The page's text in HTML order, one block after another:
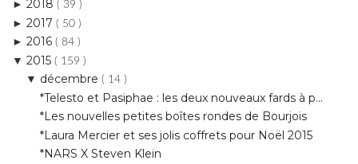
► 2018 ( 39 )
► 2017 ( 50 )
► 2016 ( 84 )
▼ 2015 ( 159 )
▼ décembre ( 14 )
*Telesto et Pasiphae : les deux nouveaux fards à p...
*Les nouvelles petites boîtes rondes de Bourjois
*Laura Mercier et ses jolis coffrets pour Noël 2015
*NARS X Steven Klein